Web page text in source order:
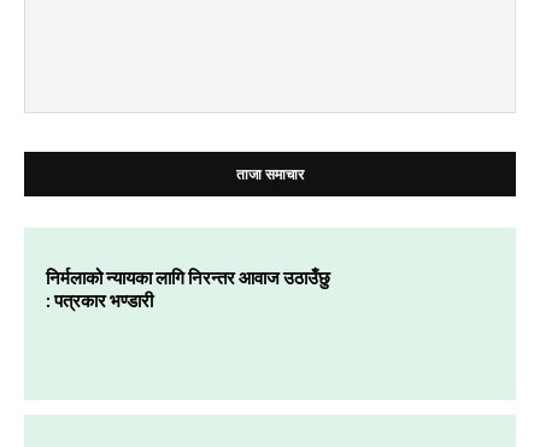
ताजा समाचार
निर्मलाको न्यायका लागि निरन्तर आवाज उठाउँछु
: पत्रकार भण्डारी